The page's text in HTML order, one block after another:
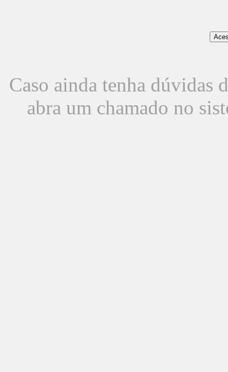
Caso ainda tenha dúvidas
abra um chamado no